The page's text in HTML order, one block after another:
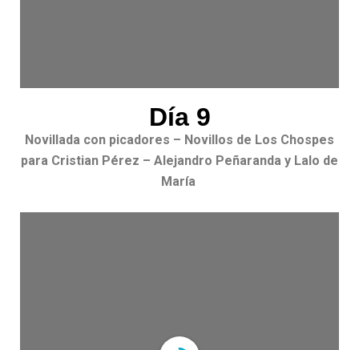
Día 9
Novillada con picadores – Novillos de Los Chospes
para Cristian Pérez – Alejandro Peñaranda y Lalo de
María